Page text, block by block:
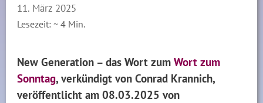
11. März 2025
Lesezeit: ~4 Min.
New Generation – das Wort zumWort zum
Sonntag, verkündigt von Conrad Krannich,
veröffentlicht am 08.03.2025 von